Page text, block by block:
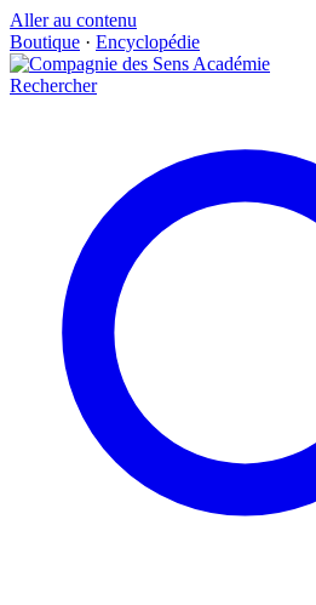
Aller au contenu
Boutique · Encyclopédie
Rechercher